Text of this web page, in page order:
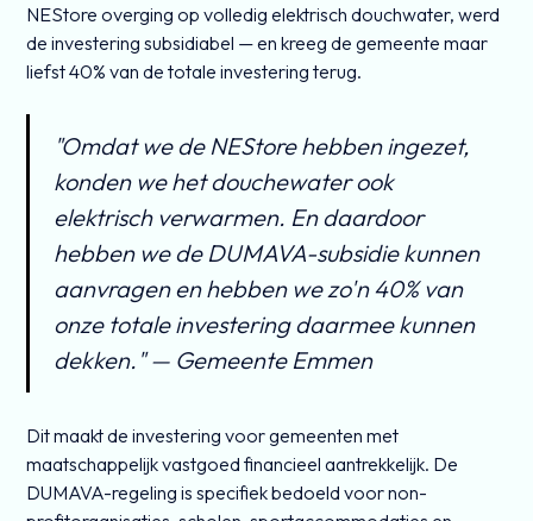
NEStore overging op volledig elektrisch douchwater, werd
de investering subsidiabel — en kreeg de gemeente maar
liefst 40% van de totale investering terug.
"Omdat we de NEStore hebben ingezet,
konden we het douchewater ook
elektrisch verwarmen. En daardoor
hebben we de DUMAVA-subsidie kunnen
aanvragen en hebben we zo'n 40% van
onze totale investering daarmee kunnen
dekken." — Gemeente Emmen
Dit maakt de investering voor gemeenten met
maatschappelijk vastgoed financieel aantrekkelijk. De
DUMAVA-regeling is specifiek bedoeld voor non-